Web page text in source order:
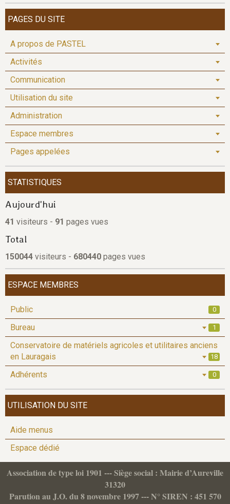
PAGES DU SITE
A propos de PASTEL
Activités
Communication
Utilisation du site
Administration
Espace membres
Pages appelées
STATISTIQUES
Aujourd'hui
41 visiteurs - 91 pages vues
Total
150044 visiteurs - 680440 pages vues
ESPACE MEMBRES
Public 0
Bureau 1
Conservatoire de matériels agricoles et utilitaires anciens
en Lauragais
18
Adhérents 0
UTILISATION DU SITE
Aide menus
Espace dédié
Association de type loi 1901 --- Siège social : Mairie d’Aureville
31320
Parution au J.O. du 8 novembre 1997 --- N° SIREN : 451 570